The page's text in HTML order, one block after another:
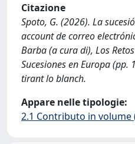
Citazione
Spoto, G. (2026). La
account de correo
Barba (a cura di), Los
Sucesiones en Europa (pp.
tirant lo blanch.
Appare nelle tipologie:
2.1 Contributo in volume